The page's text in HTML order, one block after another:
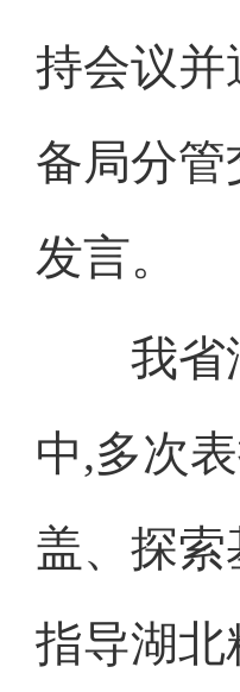
持会议并
备局分
发言。
我省汇
中,多次
盖、探索
指导湖北